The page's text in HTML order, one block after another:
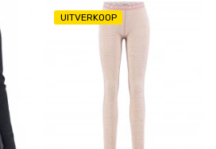
UITVERKOOP